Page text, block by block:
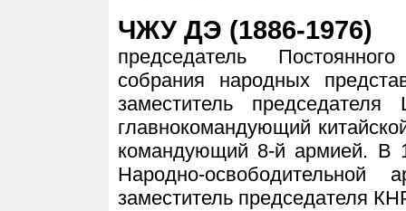
ЧЖУ ДЭ (1886-1976)
председатель
собрания народных
заместитель
главнокомандующий
командующий 8-й армией. В
Народно-
заместитель председателя